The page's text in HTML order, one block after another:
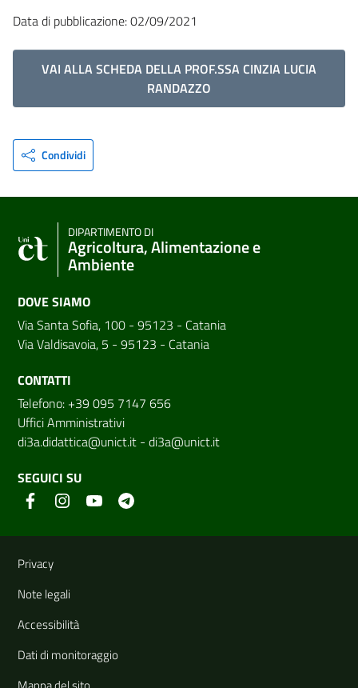
Data di pubblicazione: 02/09/2021
VAI ALLA SCHEDA DELLA PROF.SSA CINZIA LUCIA
RANDAZZO
Condividi
DIPARTIMENTO DI
Agricoltura, Alimentazione e
Ambiente
DOVE SIAMO
Via Santa Sofia, 100 - 95123 - Catania
Via Valdisavoia, 5 - 95123 - Catania
CONTATTI
Telefono: +39 095 7147 656
Uffici Amministrativi
di3a.didattica@unict.it - di3a@unict.it
SEGUICI SU
Link e informazioni utili
Privacy
Note legali
Accessibilità
Dati di monitoraggio